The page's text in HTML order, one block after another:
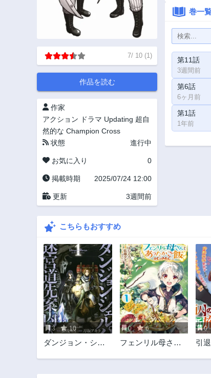
7/ 10 (1 )
作品を読む
作家
アクション
ドラマ Updating 超自
然的な Champion Cross
状態
進行中
お気に入り 0
掲載時期 2025/07/24 12:00
更新 3週間前
巻一
第11話
3週間前
第6話
6ヶ月前
第1話
1年前
こちらもおすすめ
3 10
ダンジョン・シェ
0 6
フェンリル母さん
0
引